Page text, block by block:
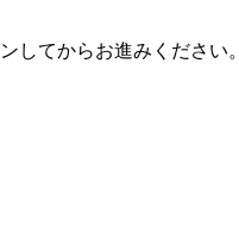
してからお進みください。